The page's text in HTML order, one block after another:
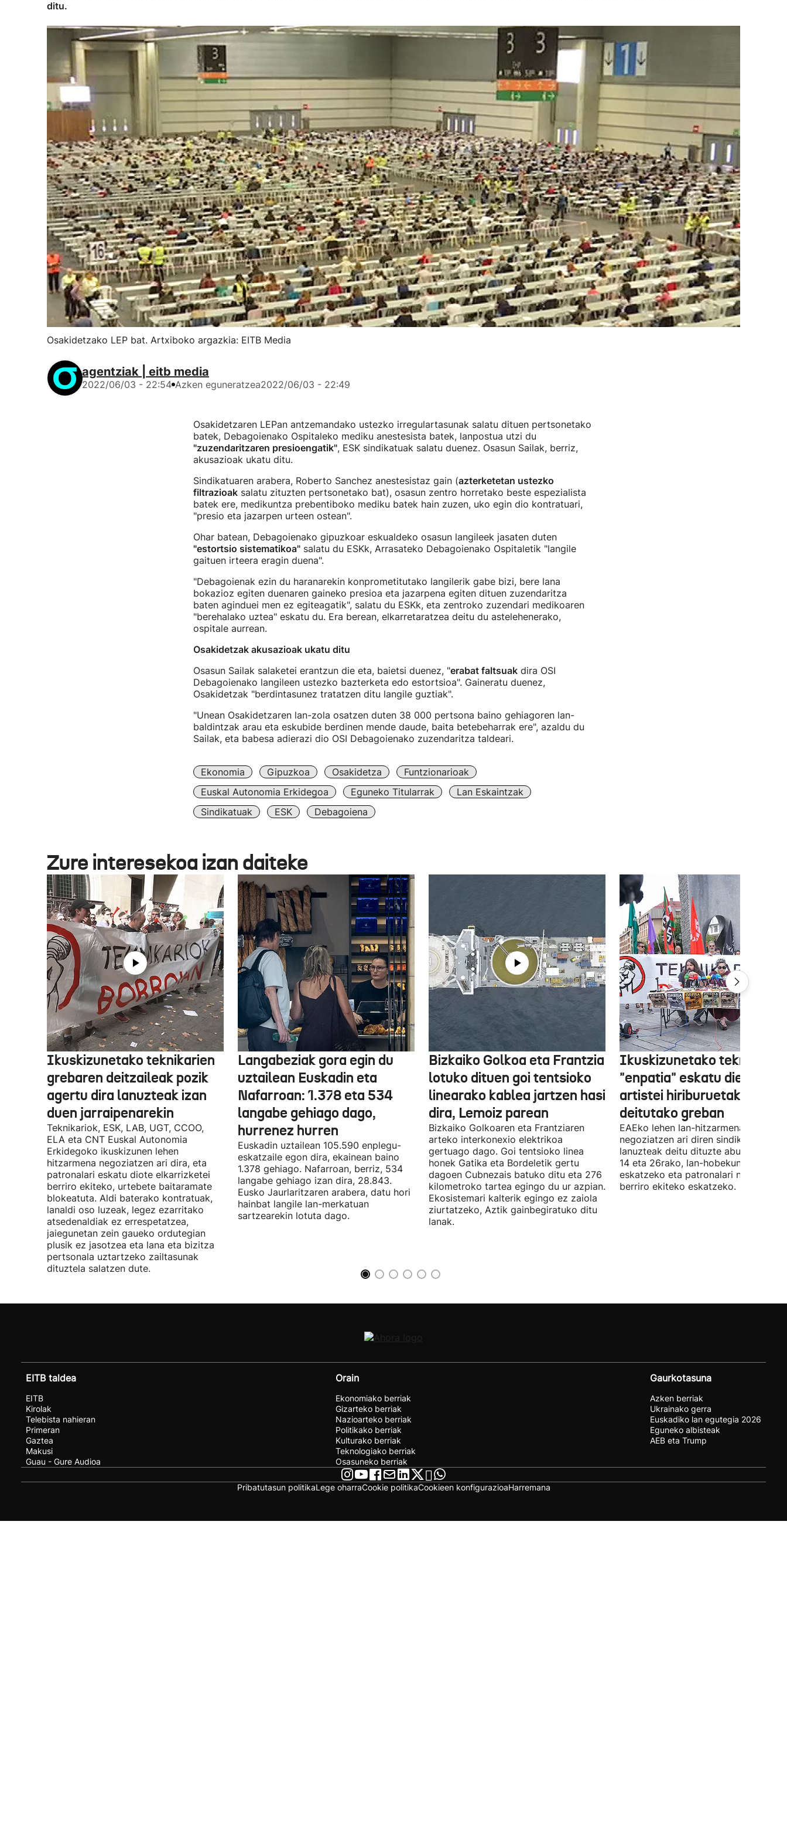
ditu.
Osakidetzako LEP bat. Artxiboko argazkia: EITB Media
agentziak | eitb media
2022/06/03 - 22:54 Azken eguneratzea2022/06/03 - 22:49
Osakidetzaren LEPan antzemandako ustezko irregulartasunak salatu dituen pertsonetako
batek, Debagoienako Ospitaleko mediku anestesista batek, lanpostua utzi du
"zuzendaritzaren presioengatik", ESK sindikatuak salatu duenez. Osasun Sailak, berriz,
akusazioak ukatu ditu.
Sindikatuaren arabera, Roberto Sanchez anestesistaz gain (azterketetan ustezko
filtrazioaksalatu zituzten pertsonetako bat), osasun zentro horretako beste espezialista
batek ere, medikuntza prebentiboko mediku batek hain zuzen, uko egin dio kontratuari,
"presio eta jazarpen urteen ostean".
Ohar batean, Debagoienako gipuzkoar eskualdeko osasun langileek jasaten duten
"estortsio sistematikoa"salatu du ESKk, Arrasateko Debagoienako Ospitaletik "langile
gaituen irteera eragin duena".
"Debagoienak ezin du haranarekin konprometitutako langilerik gabe bizi, bere lana
bokazioz egiten duenaren gaineko presioa eta jazarpena egiten dituen zuzendaritza
baten aginduei men ez egiteagatik", salatu du ESKk, eta zentroko zuzendari medikoaren
"berehalako uztea" eskatu du. Era berean, elkarretaratzea deitu du astelehenerako,
ospitale aurrean.
Osakidetzak akusazioak ukatu ditu
Osasun Sailak salaketei erantzun die eta, baietsi duenez, "erabat faltsuakdira OSI
Debagoienako langileen ustezko bazterketa edo estortsioa". Gaineratu duenez,
Osakidetzak "berdintasunez tratatzen ditu langile guztiak".
"Unean Osakidetzaren lan-zola osatzen duten 38 000 pertsona baino gehiagoren lan-
baldintzak arau eta eskubide berdinen mende daude, baita betebeharrak ere", azaldu du
Sailak, eta babesa adierazi dio OSI Debagoienako zuzendaritza taldeari.
Ekonomia Gipuzkoa Osakidetza
Funtzionarioak
Euskal Autonomia Erkidegoa
Eguneko Titularrak
Lan Eskaintzak
Sindikatuak
ESK Debagoiena
Zure interesekoa izan daiteke
Ikuskizunetako teknikarien
grebaren deitzaileak pozik
agertu dira lanuzteak izan
duen jarraipenarekin
Teknikariok, ESK, LAB, UGT, CCOO,
ELA eta CNT Euskal Autonomia
Erkidegoko ikuskizunen lehen
hitzarmena negoziatzen ari dira, eta
patronalari eskatu diote elkarrizketei
berriro ekiteko, urtebete baitaramate
blokeatuta. Aldi baterako kontratuak,
lanaldi oso luzeak, legez ezarritako
atsedenaldiak ez errespetatzea,
jaiegunetan zein gaueko ordutegian
plusik ez jasotzea eta lana eta bizitza
pertsonala uztartzeko zailtasunak
dituztela salatzen dute.
Langabeziak gora egin du
uztailean Euskadin eta
Nafarroan: 1.378 eta 534
langabe gehiago dago,
hurrenez hurren
Euskadin uztailean 105.590 enplegu-
eskatzaile egon dira, ekainean baino
1.378 gehiago. Nafarroan, berriz, 534
langabe gehiago izan dira, 28.843.
Eusko Jaurlaritzaren arabera, datu hori
hainbat langile lan-merkatuan
sartzearekin lotuta dago.
Bizkaiko Golkoa eta Frantzia
lotuko dituen goi tentsioko
linearako kablea jartzen hasi
dira, Lemoiz parean
Bizkaiko Golkoaren eta Frantziaren
arteko interkonexio elektrikoa
gertuago dago. Goi tentsioko linea
honek Gatika eta Bordeletik gertu
dagoen Cubnezais batuko ditu eta 276
kilometroko tartea egingo du ur azpian.
Ekosistemari kalterik egingo ez zaiola
ziurtatzeko, Aztik gainbegiratuko ditu
lanak.
Ikuskizunetako teknikariek
"enpatia" eskatu diete
artistei hiriburuetako
deitutako greban
EAEko lehen lan-hitzarmena
negoziatzen ari diren sindikatuek
lanuzteak deitu dituzte abuztuaren 5,
14 eta 26rako, lan-hobekuntzak
eskatzeko eta patronalari
berriro ekiteko eskatzeko.
EITB taldea
EITB
Kirolak
Telebista nahieran
Primeran
Gaztea
Makusi
Guau - Gure Audioa
Orain
Ekonomiako berriak
Gizarteko berriak
Nazioarteko berriak
Politikako berriak
Kulturako berriak
Teknologiako berriak
Osasuneko berriak
Gaurkotasuna
Azken berriak
Ukrainako gerra
Euskadiko lan egutegia 2026
Eguneko albisteak
AEB eta Trump
Pribatutasun politikaLege oharraCookie politikaCookieen konfigurazioaHarremana